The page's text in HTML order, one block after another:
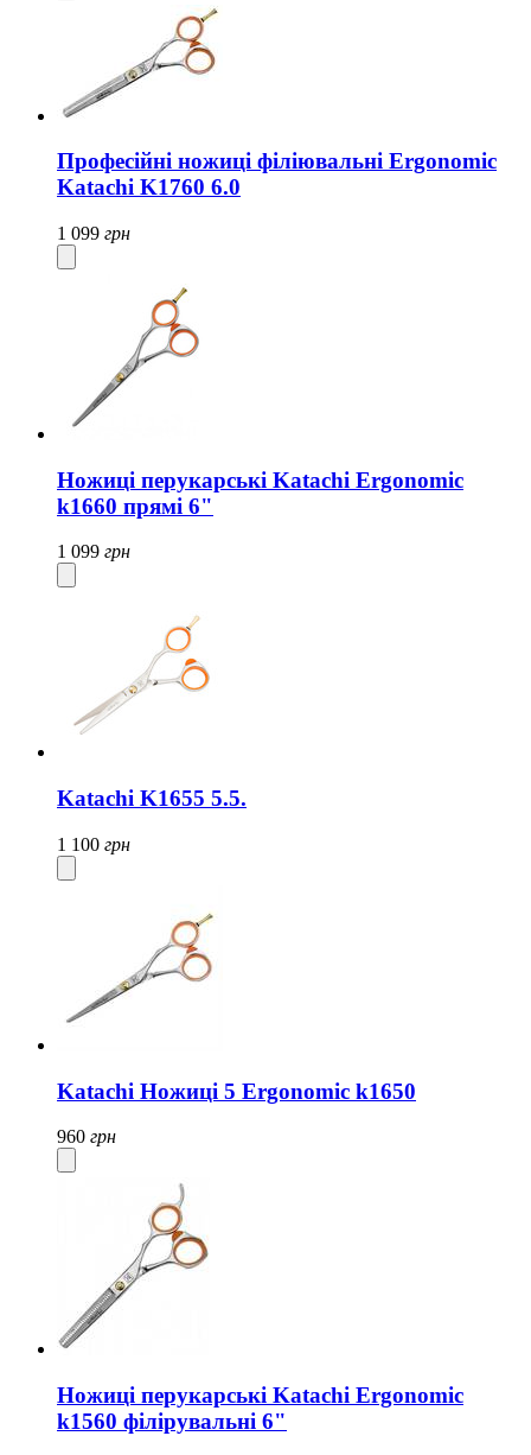
Професійні ножиці філіювальні Ergonomic
Katachi K1760 6.0
1 099 грн
Ножиці перукарські Katachi Ergonomic
k1660 прямі 6"
1 099 грн
Katachi K1655 5.5.
1 100 грн
Katachi Ножиці 5 Ergonomic k1650
960 грн
Ножиці перукарські Katachi Ergonomic
k1560 філірувальні 6"